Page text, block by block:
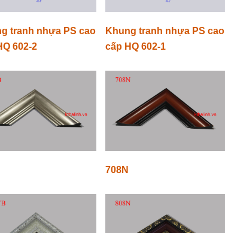
tranh nhựa PS cao
602-2
Khung tranh nhựa PS cao
cấp HQ 602-1
708N